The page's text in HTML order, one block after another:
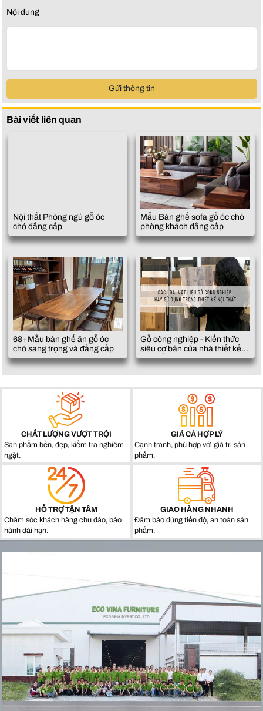
Nội dung
Gửi thông tin
Bài viết liên quan
Nội thất Phòng ngủ gỗ óc
chó đẳng cấp
Mẫu Bàn ghế sofa gỗ óc chó
phòng khách đẳng cấp
68+Mẫu bàn ghế ăn gỗ óc
chó sang trọng và đẳng cấp
Gỗ công nghiệp - Kiến thức
siêu cơ bản của nhà thiết kế
nội thất đương đại
CHẤT LƯỢNG VƯỢT TRỘI
Sản phẩm bền, đẹp, kiểm tra nghiêm
ngặt.
GIÁ CẢ HỢP LÝ
Cạnh tranh, phù hợp với giá trị sản
phẩm.
HỖ TRỢ TẬN TÂM
Chăm sóc khách hàng chu đáo, bảo
hành dài hạn.
GIAO HÀNG NHANH
Đảm bảo đúng tiến độ, an toàn sản
phẩm.